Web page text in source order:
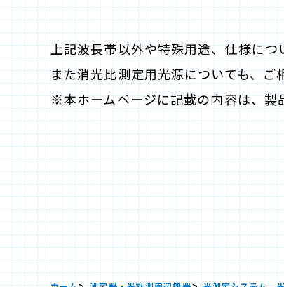
上記波長帯以外や特殊用途、仕様につ
また消光比測定用光源についても、ご
※本ホームページに記載の内容は、製